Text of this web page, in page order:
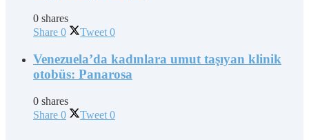
0 shares
Share 0 Tweet 0
Venezuela’da kadınlara umut taşıyan klinik
otobüs: Panarosa
0 shares
Share 0 Tweet 0